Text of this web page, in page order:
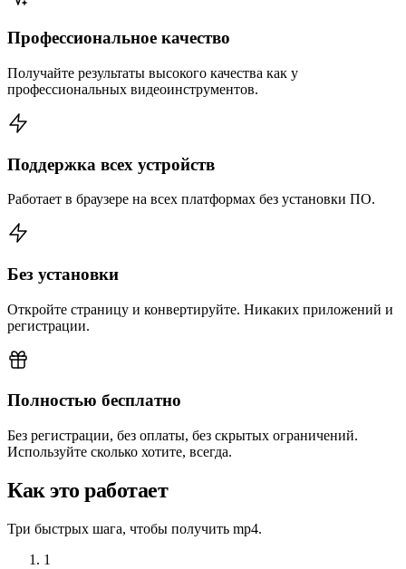
Профессиональное качество
Получайте результаты высокого качества как у
профессиональных видеоинструментов.
Поддержка всех устройств
Работает в браузере на всех платформах без установки ПО.
Без установки
Откройте страницу и конвертируйте. Никаких приложений и
регистрации.
Полностью бесплатно
Без регистрации, без оплаты, без скрытых ограничений.
Используйте сколько хотите, всегда.
Как это работает
Три быстрых шага, чтобы получить mp4.
1